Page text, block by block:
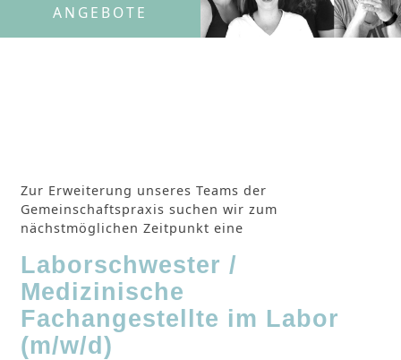
ANGEBOTE
Zur Erweiterung unseres Teams der
Gemeinschaftspraxis suchen wir zum
nächstmöglichen Zeitpunkt eine
Laborschwester /
Medizinische
Fachangestellte im Labor
(m/w/d)